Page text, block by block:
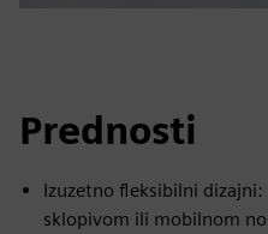
Prednosti
Izuzetno fleksibilni
sklopivom ili mobilnom